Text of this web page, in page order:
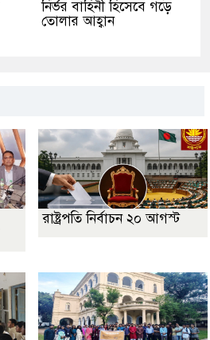
নির্ভর বাহিনী হিসেবে গড়ে
তোলার আহ্বান
রাষ্ট্রপতি নির্বাচন ২০ আগস্ট